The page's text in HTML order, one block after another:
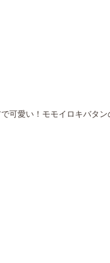
可愛い！モモイロキバタン